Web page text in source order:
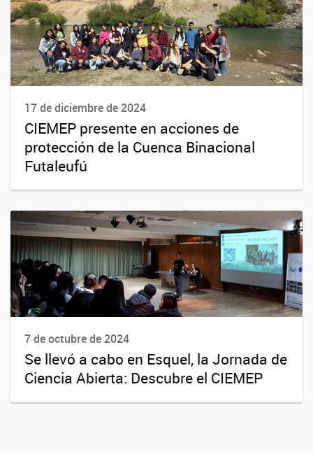
17 de diciembre de 2024
CIEMEP presente en acciones de
protección de la Cuenca Binacional
Futaleufú
7 de octubre de 2024
Se llevó a cabo en Esquel, la Jornada de
Ciencia Abierta: Descubre el CIEMEP